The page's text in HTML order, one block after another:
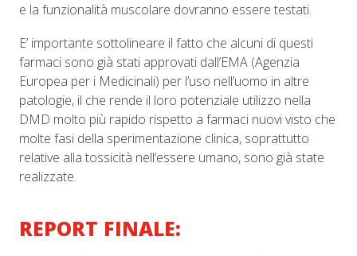
e la funzionalità muscolare dovranno essere testati.
E’ importante sottolineare il fatto che alcuni di questi
farmaci sono già stati approvati dall’EMA (Agenzia
Europea per i Medicinali) per l’uso nell’uomo in altre
patologie, il che rende il loro potenziale utilizzo nella
DMD molto più rapido rispetto a farmaci nuovi visto che
molte fasi della sperimentazione clinica, soprattutto
relative alla tossicità nell’essere umano, sono già state
realizzate.
REPORT FINALE: